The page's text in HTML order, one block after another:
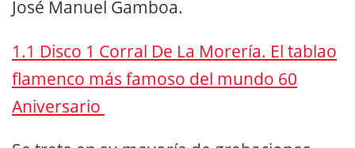
José Manuel Gamboa.
1.1 Disco 1 Corral De La Morería. El tablao
flamenco más famoso del mundo 60
Aniversario